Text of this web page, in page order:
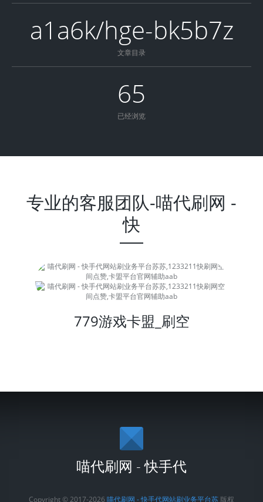
a1a6k/hge-bk5b7z
文章目录
65
已经浏览
专业的客服团队-喵代刷网 -
快
779游戏卡盟_刷空
喵代刷网 - 快手代
Copyright © 2017-2026 喵代刷网 - 快手代网站刷业务平台苏 版权